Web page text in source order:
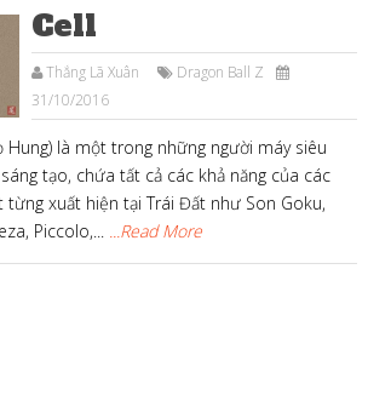
Cell
Thắng Lã Xuân
Dragon Ball Z
31/10/2016
Hung) là một trong những người máy siêu
tạo, chứa tất cả các khả năng của các
từng xuất hiện tại Trái Đất như Son Goku,
Piccolo,... ...Read More